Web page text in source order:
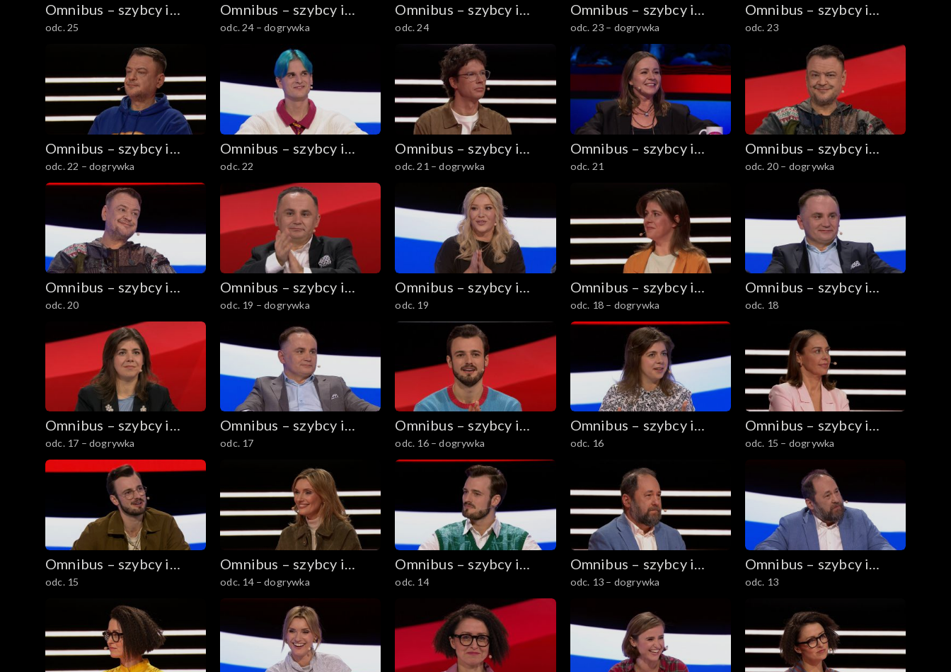
Omnibus – szybcy i
mądrzy
odc. 25
Omnibus – szybcy i
mądrzy
odc. 24 – dogrywka
Omnibus – szybcy i
mądrzy
odc. 24
Omnibus – szybcy i
mądrzy
odc. 23 – dogrywka
Omnibus – szybcy i
mądrzy
odc. 23
Omnibus – szybcy i
mądrzy
odc. 22 – dogrywka
Omnibus – szybcy i
mądrzy
odc. 22
Omnibus – szybcy i
mądrzy
odc. 21 – dogrywka
Omnibus – szybcy i
mądrzy
odc. 21
Omnibus – szybcy i
mądrzy
odc. 20 – dogrywka
Omnibus – szybcy i
mądrzy
odc. 20
Omnibus – szybcy i
mądrzy
odc. 19 – dogrywka
Omnibus – szybcy i
mądrzy
odc. 19
Omnibus – szybcy i
mądrzy
odc. 18 – dogrywka
Omnibus – szybcy i
mądrzy
odc. 18
Omnibus – szybcy i
mądrzy
odc. 17 – dogrywka
Omnibus – szybcy i
mądrzy
odc. 17
Omnibus – szybcy i
mądrzy
odc. 16 – dogrywka
Omnibus – szybcy i
mądrzy
odc. 16
Omnibus – szybcy i
mądrzy
odc. 15 – dogrywka
Omnibus – szybcy i
mądrzy
odc. 15
Omnibus – szybcy i
mądrzy
odc. 14 – dogrywka
Omnibus – szybcy i
mądrzy
odc. 14
Omnibus – szybcy i
mądrzy
odc. 13 – dogrywka
Omnibus – szybcy i
mądrzy
odc. 13